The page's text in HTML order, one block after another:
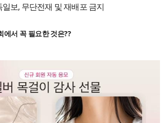
보, 무단전재 및 재배포 금지
서 꼭 필요한 것은??